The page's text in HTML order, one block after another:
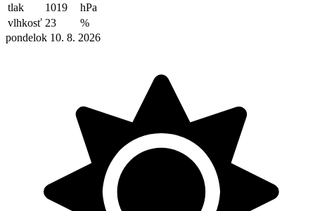
tlak
1019
hPa
vlhkosť 23
%
pondelok 10. 8. 2026